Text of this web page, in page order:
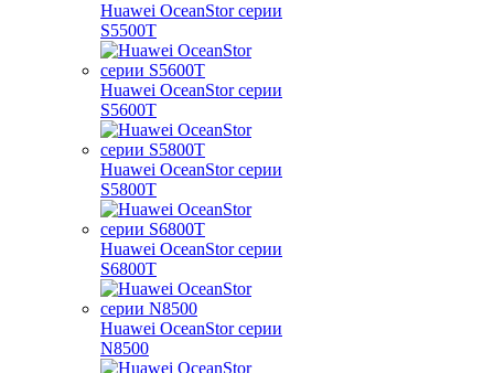
Huawei OceanStor серии
S5500T
Huawei OceanStor серии
S5600T
Huawei OceanStor серии
S5800T
Huawei OceanStor серии
S6800T
Huawei OceanStor серии
N8500